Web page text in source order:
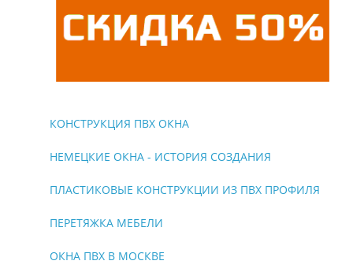
КОНСТРУКЦИЯ ПВХ ОКНА
НЕМЕЦКИЕ ОКНА - ИСТОРИЯ СОЗДАНИЯ
ПЛАСТИКОВЫЕ КОНСТРУКЦИИ ИЗ ПВХ ПРОФИЛЯ
ПЕРЕТЯЖКА МЕБЕЛИ
ОКНА ПВХ В МОСКВЕ